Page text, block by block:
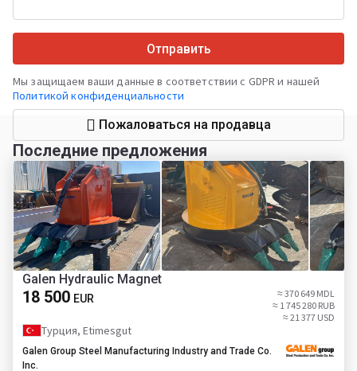
Отправить
Мы защищаем ваши данные в соответствии с GDPR и нашей
Политикой конфиденциальности
Пожаловаться на продавца
Последние предложения
Galen Hydraulic Magnet
18 500 EUR
≈ 370 649 MDL
≈ 1 745 280 RUB
≈ 21 377 USD
Турция, Etimesgut
Galen Group Steel Manufacturing Industry and Trade Co.
Inc.